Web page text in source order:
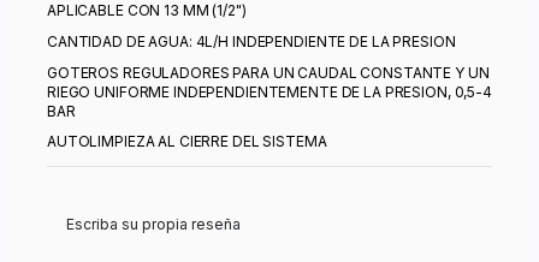
APLICABLE CON 13 MM (1/2")
CANTIDAD DE AGUA: 4L/H INDEPENDIENTE DE LA PRESION
GOTEROS REGULADORES PARA UN CAUDAL CONSTANTE Y UN
RIEGO UNIFORME INDEPENDIENTEMENTE DE LA PRESION, 0,5-4
BAR
AUTOLIMPIEZA AL CIERRE DEL SISTEMA
Escriba su propia reseña